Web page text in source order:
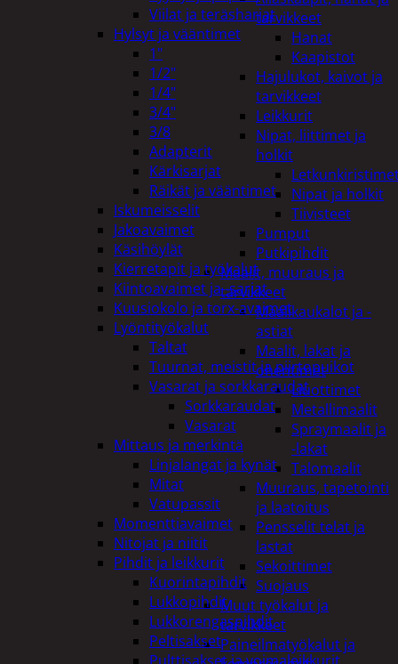
tarvikkeet
Hanat
Kaapistot
Hajulukot, kaivot ja
tarvikkeet
Leikkurit
Nipat, liittimet ja
holkit
Nipat ja holkit
Tiivisteet
Pumput
Putkipihdit
Maalit, muuraus ja
tarvikkeet
Maalikaukalot ja -
astiat
Maalit, lakat ja
ohentimet
Liuottimet
Metallimaalit
Spraymaalit ja
-lakat
Talomaalit
Muuraus, tapetointi
ja laatoitus
Pensselit telat ja
lastat
Sekoittimet
Suojaus
Muut työkalut ja
tarvikkeet
Paineilmatyökalut ja
Viilat ja teräsharjat
Hylsyt ja vääntimet
1"
1/2"
1/4"
3/4"
3/8
Adapterit
Kärkisarjat
Räikät ja vääntimet
Iskumeisselit
Jakoavaimet
Käsihöylät
Kierretapit ja työkalut
Kiintoavaimet ja -sarjat
Kuusiokolo ja torx-avaimet
Lyöntityökalut
Taltat
Tuurnat, meistit ja piirtopuikot
Vasarat ja sorkkaraudat
Sorkkaraudat
Vasarat
Mittaus ja merkintä
Linjalangat ja kynät
Mitat
Vatupassit
Momenttiavaimet
Nitojat ja niitit
Pihdit ja leikkurit
Kuorintapihdit
Lukkopihdit
Lukkorengaspihdit
Peltisakset